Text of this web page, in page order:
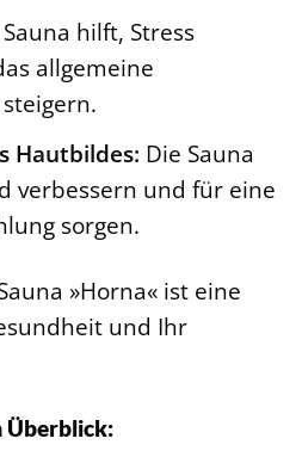
hilft, Stress
allgemeine
Hautbildes: Die Sauna
verbessern und für eine
sorgen.
»Horna« ist eine
und Ihr
Überblick: